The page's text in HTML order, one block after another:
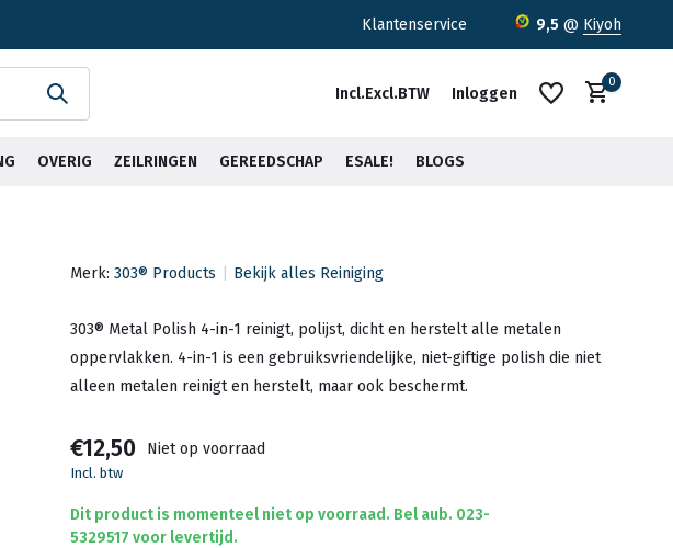
verzonden! Gratis verzending <30kg vanaf €75,-*
Klantenservice 9,5 @ Kiyoh
Incl.Excl.BTW Inloggen
0
OVERIG ZEILRINGEN GEREEDSCHAP ESALE! BLOGS
Merk: 303® Products Bekijk alles Reiniging
303® Metal Polish 4-in-1 reinigt, polijst, dicht en herstelt alle metalen
oppervlakken. 4-in-1 is een gebruiksvriendelijke, niet-giftige polish die niet
alleen metalen reinigt en herstelt, maar ook beschermt.
€12,50 Niet op voorraad
Incl. btw
Dit product is momenteel niet op voorraad. Bel aub. 023-
5329517 voor levertijd.